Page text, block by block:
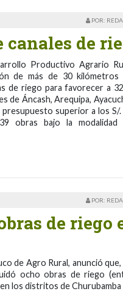
POR:
de
Productivo Agrario
de más de 30 kilómetros
de riego para favorecer a
de Áncash, Arequipa,
presupuesto superior a los S/.
obras bajo la modalidad
POR:
de riego
de Agro Rural, anunció que,
ocho obras de riego
los distritos de Churubamba